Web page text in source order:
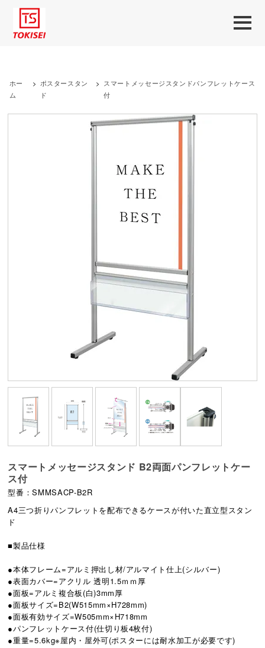
ホー
ム
> ポスタースタン
ド
> スマートメッセージスタンドパンフレットケース
付
スマートメッセージスタンド B2両面パンフレットケー
ス付
型番：SMMSACP-B2R
A4三つ折りパンフレットを配布できるケースが付いた直立型スタン
ド
■製品仕様
●本体フレーム=アルミ押出し材/アルマイト仕上(シルバー)
●表面カバー=アクリル 透明1.5ｍｍ厚
●面板=アルミ複合板(白)3mm厚
●面板サイズ=B2(W515mm×H728mm)
●面板有効サイズ=W505mm×H718mm
●パンフレットケース付(仕切り板4枚付)
●重量=5.6kg※屋内・屋外可(ポスターには耐水加工が必要です)